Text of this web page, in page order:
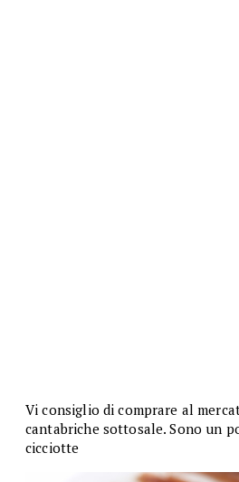
Vi consiglio di comprare al
cantabriche sottosale. Sono un
cicciotte